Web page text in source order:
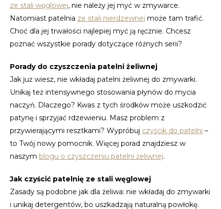
ECS
HUF
LVL
ze stali węglowej, nie należy jej myć w zmywarce.
Natomiast patelnia ze stali nierdzewnej może tam trafić.
Choć dla jej trwałości najlepiej myć ją ręcznie. Chcesz
poznać wszystkie porady dotyczące różnych serii?
Porady do czyszczenia patelni żeliwnej
Jak już wiesz, nie wkładaj patelni żeliwnej do zmywarki.
Unikaj też intensywnego stosowania płynów do mycia
naczyń. Dlaczego? Kwas z tych środków może uszkodzić
patynę i sprzyjać rdzewieniu. Masz problem z
przywierającymi resztkami? Wypróbuj czyścik do patelni –
to Twój nowy pomocnik. Więcej porad znajdziesz w
naszym blogu o czyszczeniu patelni żeliwnej.
Jak czyścić patelnię ze stali węglowej
Zasady są podobne jak dla żeliwa: nie wkładaj do zmywarki
i unikaj detergentów, bo uszkadzają naturalną powłokę.